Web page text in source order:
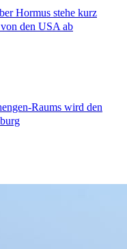
Hormus stehe kurz
den USA ab
Raums wird den